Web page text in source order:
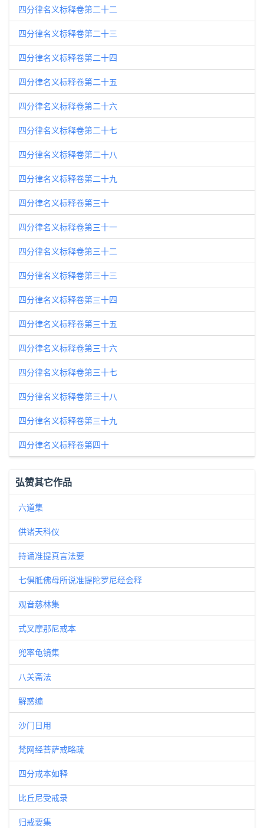
四分律名义标释卷第二十二
四分律名义标释卷第二十三
四分律名义标释卷第二十四
四分律名义标释卷第二十五
四分律名义标释卷第二十六
四分律名义标释卷第二十七
四分律名义标释卷第二十八
四分律名义标释卷第二十九
四分律名义标释卷第三十
四分律名义标释卷第三十一
四分律名义标释卷第三十二
四分律名义标释卷第三十三
四分律名义标释卷第三十四
四分律名义标释卷第三十五
四分律名义标释卷第三十六
四分律名义标释卷第三十七
四分律名义标释卷第三十八
四分律名义标释卷第三十九
四分律名义标释卷第四十
弘赞其它作品
六道集
供诸天科仪
持诵准提真言法要
七俱胝佛母所说准提陀罗尼经会释
观音慈林集
式叉摩那尼戒本
兜率龟镜集
八关斋法
解惑编
沙门日用
梵网经菩萨戒略疏
四分戒本如释
比丘尼受戒录
归戒要集